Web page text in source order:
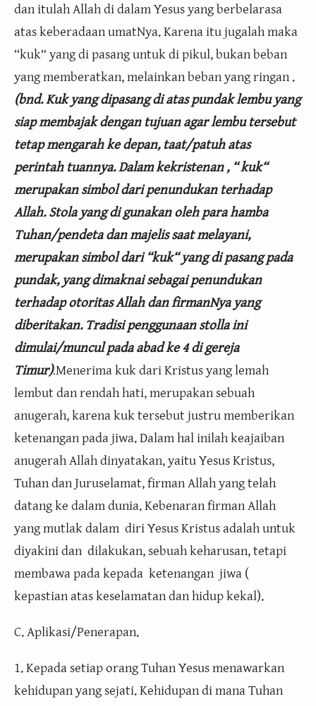
dan itulah Allah di dalam Yesus yang berbelarasa
atas keberadaan umatNya. Karena itu jugalah maka
“kuk“ yang di pasang untuk di pikul, bukan beban
yang memberatkan, melainkan beban yang ringan .
(bnd. Kuk yang dipasang di atas pundak lembu yang
siap membajak dengan tujuan agar lembu tersebut
tetap mengarah ke depan, taat/patuh atas
perintah tuannya. Dalam kekristenan , “ kuk“
merupakan simbol dari penundukan terhadap
Allah. Stola yang di gunakan oleh para hamba
Tuhan/pendeta dan majelis saat melayani,
merupakan simbol dari “kuk“ yang di pasang pada
pundak, yang dimaknai sebagai penundukan
terhadap otoritas Allah dan firmanNya yang
diberitakan. Tradisi penggunaan stolla ini
dimulai/muncul pada abad ke 4 di gereja
Timur).Menerima kuk dari Kristus yang lemah
lembut dan rendah hati, merupakan sebuah
anugerah, karena kuk tersebut justru memberikan
ketenangan pada jiwa. Dalam hal inilah keajaiban
anugerah Allah dinyatakan, yaitu Yesus Kristus,
Tuhan dan Juruselamat, firman Allah yang telah
datang ke dalam dunia. Kebenaran firman Allah
yang mutlak dalam diri Yesus Kristus adalah untuk
diyakini dan dilakukan, sebuah keharusan, tetapi
membawa pada kepada ketenangan jiwa (
kepastian atas keselamatan dan hidup kekal).
C. Aplikasi/Penerapan.
1. Kepada setiap orang Tuhan Yesus menawarkan
kehidupan yang sejati. Kehidupan di mana Tuhan